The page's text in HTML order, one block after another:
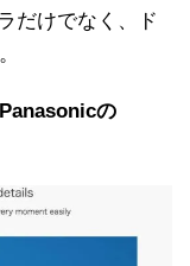
だけでなく、ド
Panasonicの